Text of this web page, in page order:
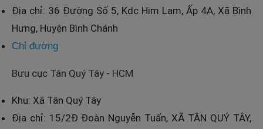
Địa chỉ: 36 Đường Số 5, Kdc Him Lam, Ấp 4A, Xã Bình
Hưng, Huyện Bình Chánh
Chỉ đường
Bưu cục Tân Quý Tây - HCM
Khu: Xã Tân Quý Tây
Địa chỉ: 15/2Đ Đoàn Nguyễn Tuấn, XÃ TÂN QUÝ TÂY,